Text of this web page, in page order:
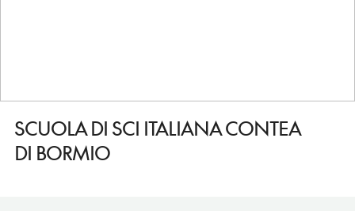
SCUOLA DI SCI ITALIANA CONTEA
DI BORMIO